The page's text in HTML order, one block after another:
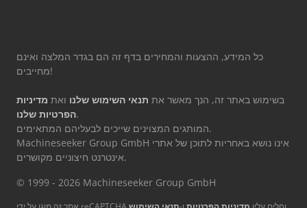
כל המידע, ההצעות והמחירים בדף זה הם בגדר המלצה ואינם
מחייבים!
בשימוש באתר זה, הנך מאשר את תנאי השימוש שלנו ואת מדיניות
הפרטיות שלנו.
המותגים המצוינים שייכים לבעליהם המתאימים.
Machineseeker Group GmbH אינו נושא באחריות לתוכן של אתרי
אינטרנט חיצוניים מקושרים.
© 1999 - 2026 Machineseeker Group GmbH